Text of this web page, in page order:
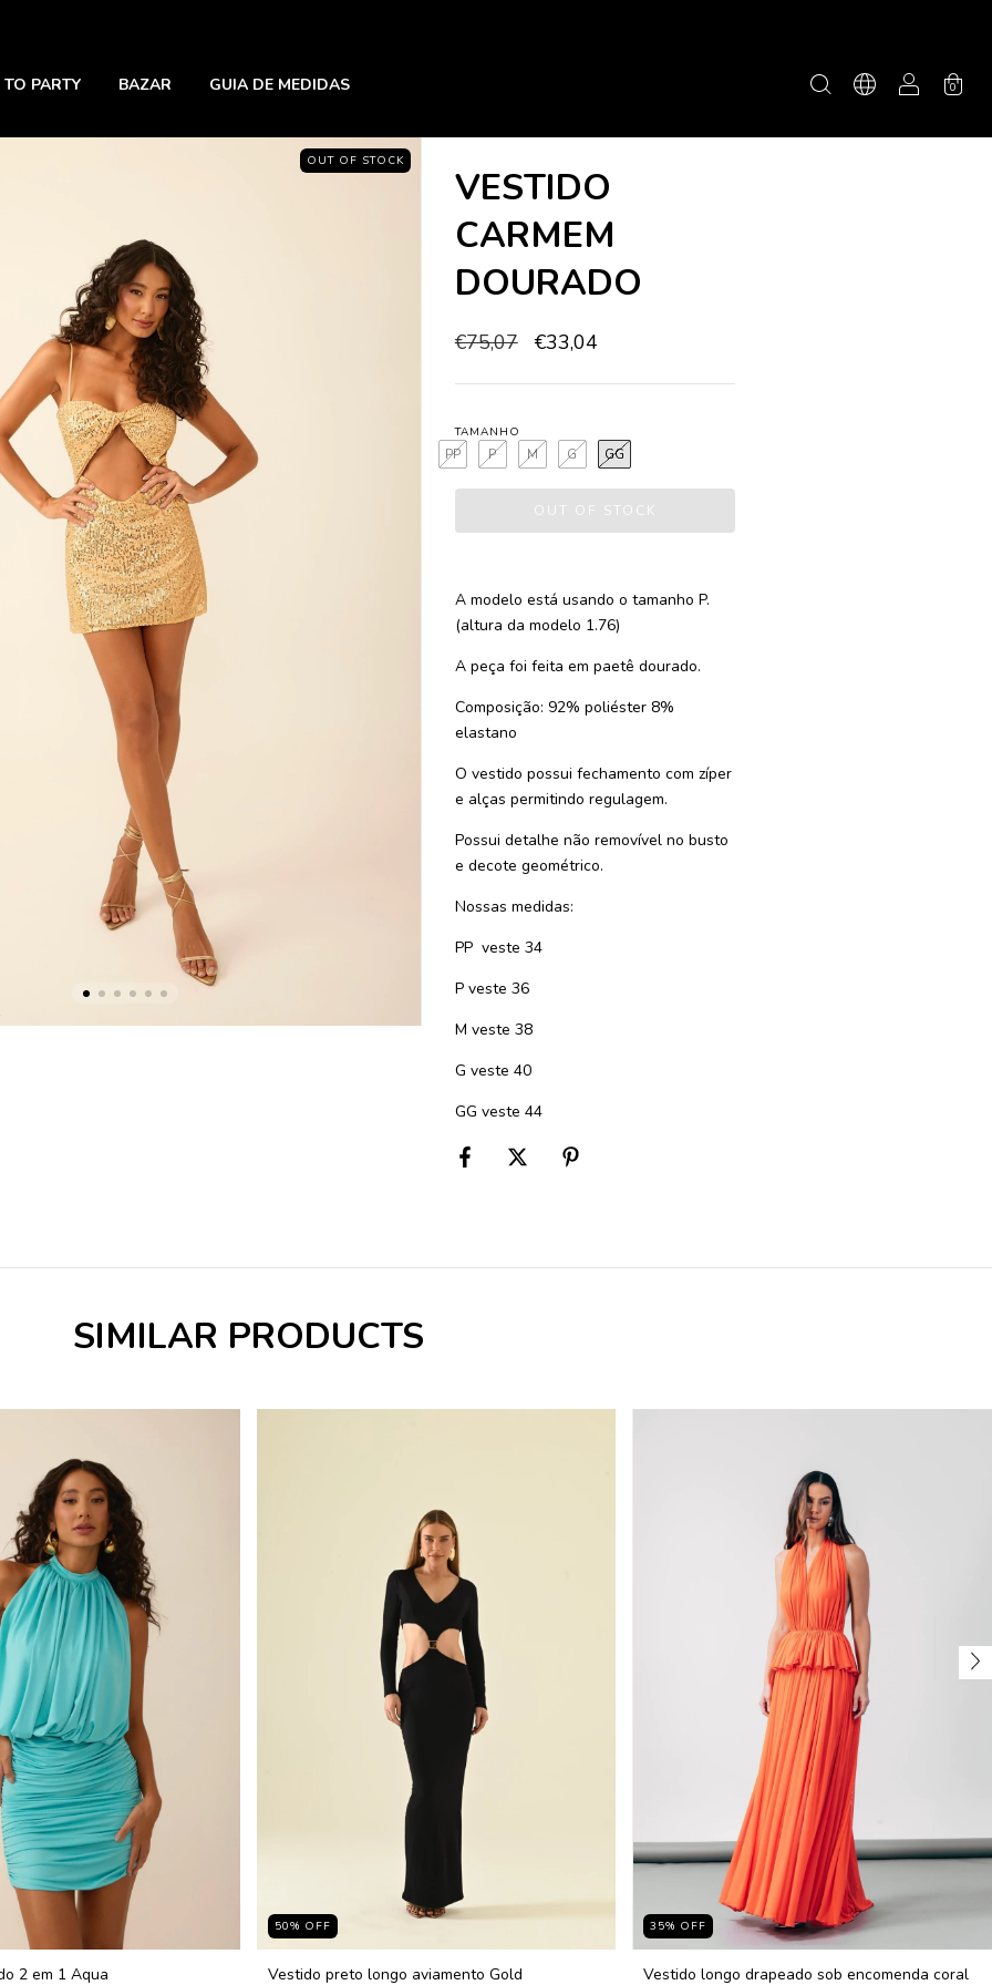
TO PARTY BAZAR GUIA DE MEDIDAS 0
OUT OF STOCK
VESTIDO
CARMEM
DOURADO
€75,07 €33,04
TAMANHO
GG
G
M
P
PP
A modelo está usando o tamanho P.
(altura da modelo 1.76)
A peça foi feita em paetê dourado.
Composição: 92% poliéster 8%
elastano
O vestido possui fechamento com zíper
e alças permitindo regulagem.
Possui detalhe não removível no busto
e decote geométrico.
Nossas medidas:
PP veste 34
P veste 36
M veste 38
G veste 40
GG veste 44
SIMILAR PRODUCTS
2 em 1 Aqua
50% OFF
Vestido preto longo aviamento Gold
35% OFF
Vestido longo drapeado sob encomenda coral